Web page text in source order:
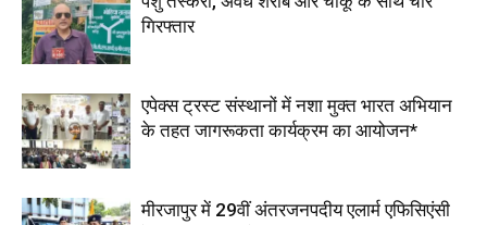
गिरफ्तार
एपेक्स ट्रस्ट संस्थानों में नशा मुक्त भारत अभियान
के तहत जागरूकता कार्यक्रम का आयोजन*
मीरजापुर में 29वीं अंतरजनपदीय एलार्म एफिसिएंसी